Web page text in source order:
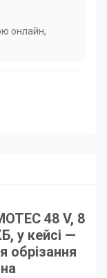
онлайн,
48 V, 8
у кейсі —
обрізання